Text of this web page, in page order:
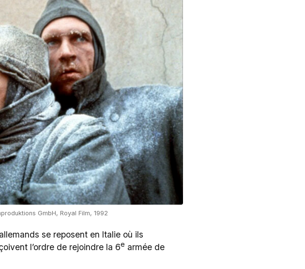
GmbH, Royal Film, 1992
se reposent en Italie où ils
l’ordre de rejoindre la 6e armée de